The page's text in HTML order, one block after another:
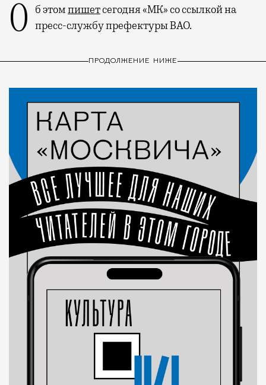
Об этомпишетсегодня «МК» со ссылкой на
пресс-службу префектуры ВАО.
ПРОДОЛЖЕНИЕ НИЖЕ